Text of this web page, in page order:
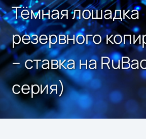
Тёмная лошадка
резервного
– ставка на
серия)